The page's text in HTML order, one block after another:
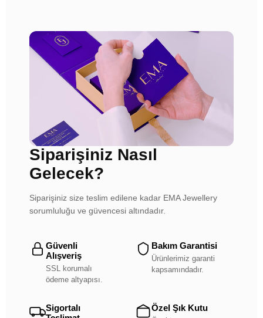
Siparişiniz Nasıl
Gelecek?
Siparişiniz size teslim edilene kadar EMA Jewellery
sorumluluğu ve güvencesi altındadır.
Güvenli
Alışveriş
SSL korumalı
ödeme altyapısı.
Bakım Garantisi
Ürünlerimiz garanti
kapsamındadır.
Sigortalı
Özel Şık Kutu